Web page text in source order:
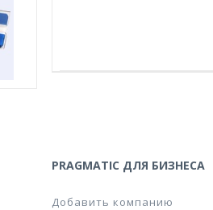
PRAGMATIC ДЛЯ БИЗНЕСА
Добавить компанию